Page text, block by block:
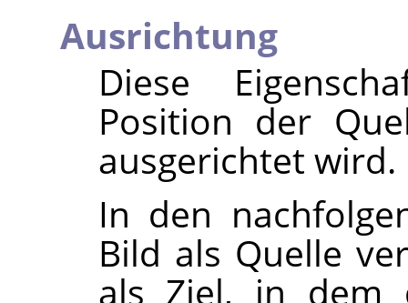
Ausrichtung
Diese
Position der
ausgerichtet wird.
In den
Bild als Quelle
als Ziel, in dem